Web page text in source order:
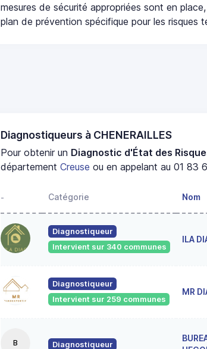
mesures de sécurité appropriées sont en
plan de prévention spécifique pour les risques
Diagnostiqueurs à CHENERAILLES
Pour obtenir un Diagnostic d'État des
départementCreuse ou en appelant au 01 83
- Catégorie Nom
Diagnostiqueur
Intervient sur 340 communes
ILA
Diagnostiqueur
Intervient sur 259 communes
MR
B Diagnostiqueur